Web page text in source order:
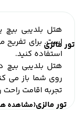
تور مالزی
تور مالزی(مشاهده
هتل بلدیبی بیچ
است. برای تفریح
استفاده کنید.
هتل بلدیبی بیچ
تجربه اقامت